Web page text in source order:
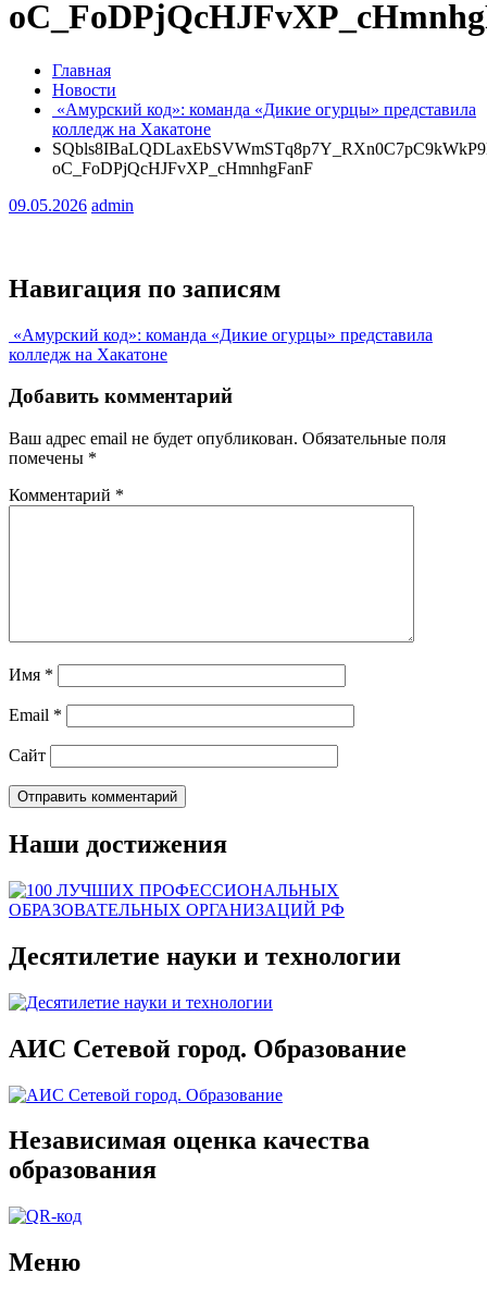
Главная
Новости
«Амурский код»: команда «Дикие огурцы» представила
колледж на Хакатоне
oC_FoDPjQcHJFvXP_cHmnhgFanF
09.05.2026 admin
Навигация по записям
«Амурский код»: команда «Дикие огурцы» представила
колледж на Хакатоне
Добавить комментарий
Ваш адрес email не будет опубликован. Обязательные поля
помечены *
Комментарий *
Имя *
Email *
Сайт
Наши достижения
Десятилетие науки и технологии
АИС Сетевой город. Образование
Независимая оценка качества
образования
Меню